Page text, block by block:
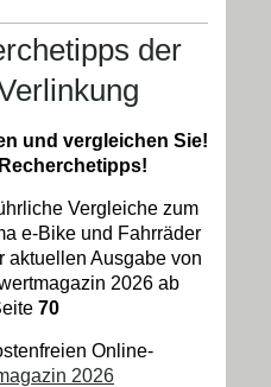
der
und vergleichen Sie!
Vergleiche zum
e-Bike und Fahrräder
aktuellen Ausgabe von
2026 ab
70
Online-
2026